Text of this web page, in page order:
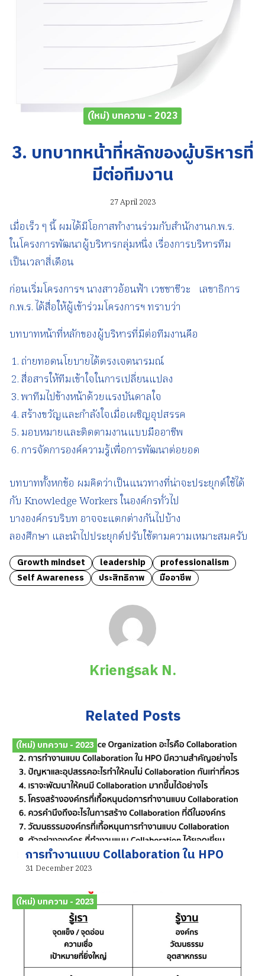
(ใหม่) บทความ - 2023
3. บทบาทหน้าที่หลักของผู้บริหารที่
มีต่อทีมงาน
27 April 2023
เมื่อเร็ว ๆ นี้ ผมได้มีโอกาสทำงานร่วมกับสำนักงานก.พ.ร.
ในโครงการพัฒนาผู้บริหารกลุ่มหนึ่ง เรื่องการบริหารทีม
เป็นเวลาสี่เดือน
ก่อนเริ่มโครงการฯ นางสาวอ้อนฟ้า เวชชาชีวะ เลขาธิการ
ก.พ.ร. ได้สื่อให้ผู้เข้าร่วมโครงการฯ ทราบว่า
บทบาทหน้าที่หลักของผู้บริหารที่มีต่อทีมงานคือ
ถ่ายทอดนโยบายได้ตรงเจตนารมณ์
สื่อสารให้ทีมเข้าใจในการเปลี่ยนแปลง
พาทีมไปข้างหน้าด้วยแรงบันดาลใจ
สร้างขวัญและกำลังใจเมื่อเผชิญอุปสรรค
มอบหมายและติดตามงานแบบมืออาชีพ
การจัดการองค์ความรู้เพื่อการพัฒนาต่อยอด
บทบาททั้งหกข้อ ผมคิดว่าเป็นแนวทางที่น่าจะประยุกต์ใช้ได้
กับ Knowledge Workers ในองค์กรทั่วไป
บางองค์กรบริบท อาจจะแตกต่างกันไปบ้าง
ลองศึกษา และนำไปประยุกต์ปรับใช้ตามความเหมาะสมครับ
Growth mindset leadership
professionalism
Self Awareness
ประสิทธิภาพ มืออาชีพ
Kriengsak N.
Related Posts
(ใหม่) บทความ - 2023
การทำงานแบบ Collaboration ใน HPO
31 December 2023
(ใหม่) บทความ - 2023